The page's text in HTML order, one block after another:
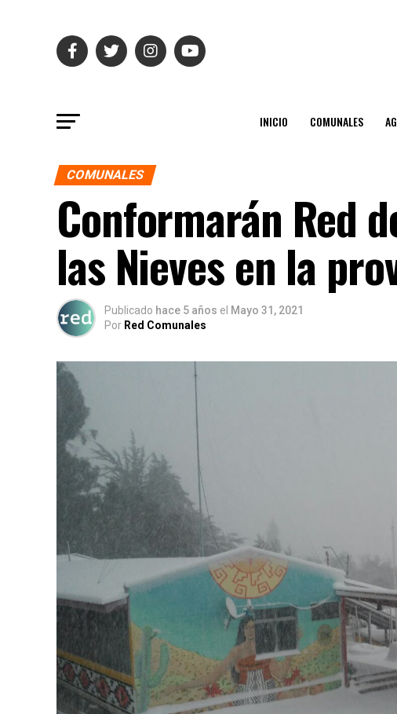
INICIO COMUNALES
COMUNALES
Conformarán Red
las Nieves en la
Publicado hace 5 años el Mayo 31, 2021
Por Red Comunales